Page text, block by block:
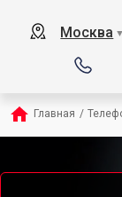
Москва ▼
Главная /